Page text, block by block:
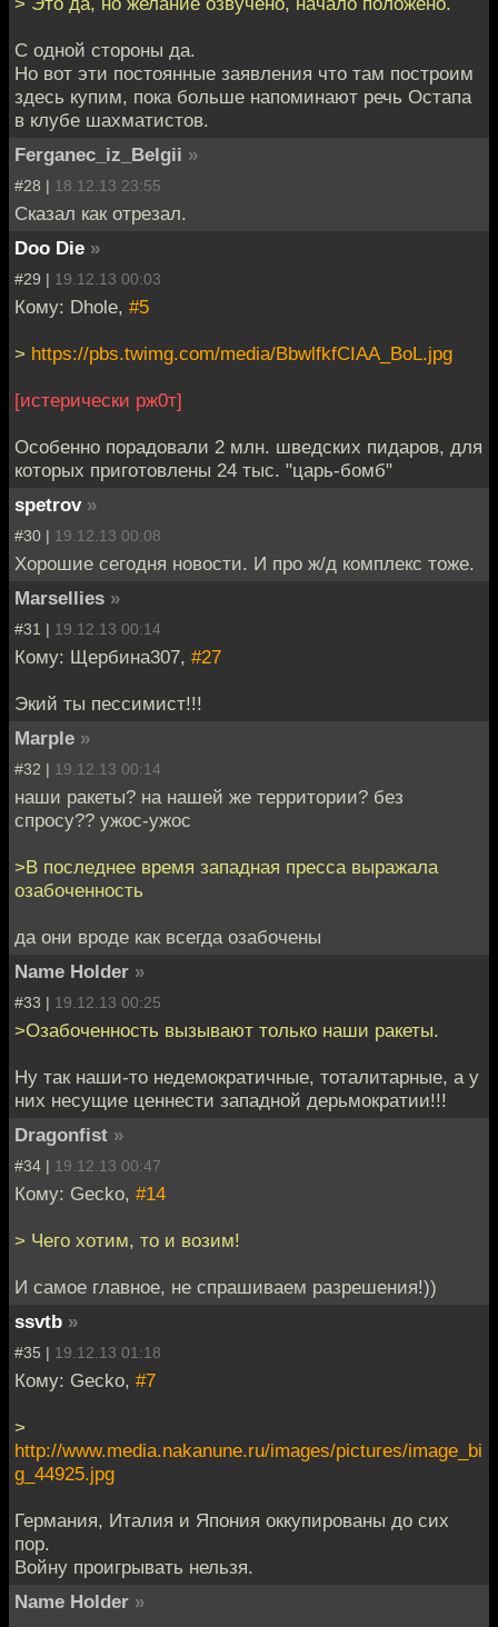
С одной стороны да.
Но вот эти постоянные заявления что там построим
здесь купим, пока больше напоминают речь Остапа
в клубе шахматистов.
Ferganec_iz_Belgii »
#28 | 18.12.13 23:55
Сказал как отрезал.
Doo Die »
#29 | 19.12.13 00:03
Кому: Dhole, #5
> https://pbs.twimg.com/media/BbwlfkfCIAA_BoL.jpg
[истерически рж0т]
Особенно порадовали 2 млн. шведских пидаров, для
которых приготовлены 24 тыс. "царь-бомб"
spetrov »
#30 | 19.12.13 00:08
Хорошие сегодня новости. И про ж/д комплекс тоже.
Marsellies »
#31 | 19.12.13 00:14
Кому: Щербина307, #27
Экий ты пессимист!!!
Marple »
#32 | 19.12.13 00:14
наши ракеты? на нашей же территории? без
спросу?? ужос-ужос
>В последнее время западная пресса выражала
озабоченность
да они вроде как всегда озабочены
Name Holder »
#33 | 19.12.13 00:25
>Озабоченность вызывают только наши ракеты.
Ну так наши-то недемократичные, тоталитарные, а у
них несущие ценнести западной дерьмократии!!!
Dragonfist »
#34 | 19.12.13 00:47
Кому: Gecko, #14
> Чего хотим, то и возим!
И самое главное, не спрашиваем разрешения!))
ssvtb »
#35 | 19.12.13 01:18
Кому: Gecko, #7
>
http://www.media.nakanune.ru/images/pictures/image_bi
g_44925.jpg
Германия, Италия и Япония оккупированы до сих
пор.
Войну проигрывать нельзя.
Name Holder »